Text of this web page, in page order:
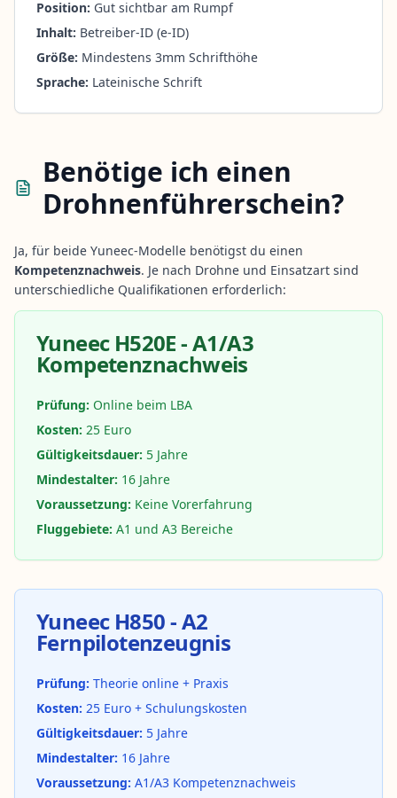
Position: Gut sichtbar am Rumpf
Inhalt: Betreiber-ID (e-ID)
Größe: Mindestens 3mm Schrifthöhe
Sprache: Lateinische Schrift
Benötige ich einen
Drohnenführerschein?
Ja, für beide Yuneec-Modelle benötigst du einen
Kompetenznachweis. Je nach Drohne und Einsatzart sind
unterschiedliche Qualifikationen erforderlich:
Yuneec H520E - A1/A3
Kompetenznachweis
Prüfung: Online beim LBA
Kosten: 25 Euro
Gültigkeitsdauer: 5 Jahre
Mindestalter: 16 Jahre
Voraussetzung: Keine Vorerfahrung
Fluggebiete: A1 und A3 Bereiche
Yuneec H850 - A2
Fernpilotenzeugnis
Prüfung: Theorie online + Praxis
Kosten: 25 Euro + Schulungskosten
Gültigkeitsdauer: 5 Jahre
Mindestalter: 16 Jahre
Voraussetzung: A1/A3 Kompetenznachweis